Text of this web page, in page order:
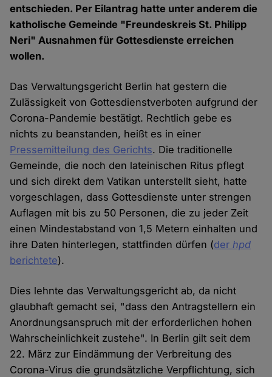
entschieden. Per Eilantrag hatte unter anderem die
katholische Gemeinde "Freundeskreis St. Philipp
Neri" Ausnahmen für Gottesdienste erreichen
wollen.
Das Verwaltungsgericht Berlin hat gestern die
Zulässigkeit von Gottesdienstverboten aufgrund der
Corona-Pandemie bestätigt. Rechtlich gebe es
nichts zu beanstanden, heißt es in einer
Pressemitteilung des Gerichts. Die traditionelle
Gemeinde, die noch den lateinischen Ritus pflegt
und sich direkt dem Vatikan unterstellt sieht, hatte
vorgeschlagen, dass Gottesdienste unter strengen
Auflagen mit bis zu 50 Personen, die zu jeder Zeit
einen Mindestabstand von 1,5 Metern einhalten und
ihre Daten hinterlegen, stattfinden dürfen (derhpd
berichtete).
Dies lehnte das Verwaltungsgericht ab, da nicht
glaubhaft gemacht sei, "dass den Antragstellern ein
Anordnungsanspruch mit der erforderlichen hohen
Wahrscheinlichkeit zustehe". In Berlin gilt seit dem
22. März zur Eindämmung der Verbreitung des
Corona-Virus die grundsätzliche Verpflichtung, sich